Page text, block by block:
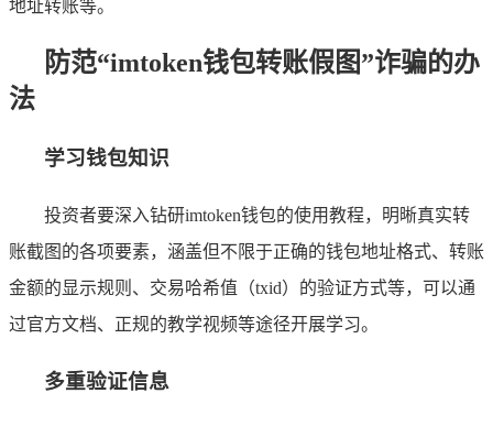
地址转账等。
防范“imtoken钱包转账假图”诈骗的办
法
学习钱包知识
投资者要深入钻研imtoken钱包的使用教程，明晰真实转
账截图的各项要素，涵盖但不限于正确的钱包地址格式、转账
金额的显示规则、交易哈希值（txid）的验证方式等，可以通
过官方文档、正规的教学视频等途径开展学习。
多重验证信息